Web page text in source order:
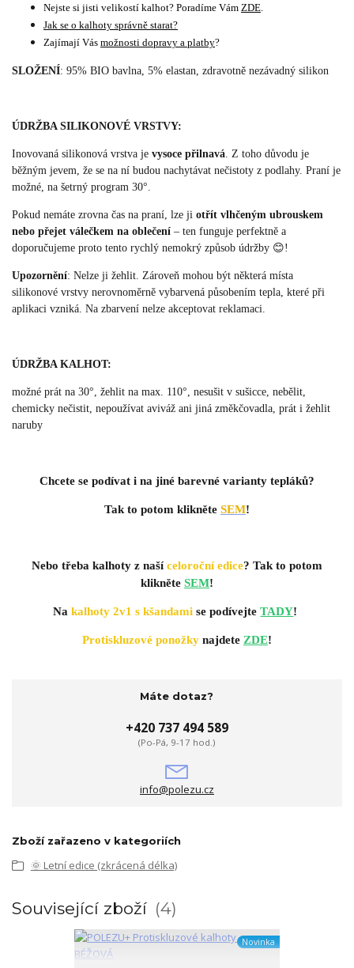
Nejste si jisti velikostí kalhot? Poradíme Vám ZDE.
Jak se o kalhoty správně starat?
Zajímají Vás možnosti dopravy a platby?
SLOŽENÍ: 95% BIO bavlna, 5% elastan, zdravotně nezávadný silikon
ÚDRŽBA SILIKONOVÉ VRSTVY:
Inovovaná silikonová vrstva je vysoce přilnavá . Z toho důvodu je
běžným jevem, že se na ní budou nachytávat nečistoty z podlahy. Praní je
možné, na šetrný program 30°.
Pokud nemáte zrovna čas na praní, lze ji otřít vlhčeným ubrouskem
nebo přejet válečkem na oblečení – ten funguje perfektně a
doporučujeme proto tento rychlý nemokrý způsob údržby 😊!
Upozornění: Nelze ji žehlit. Zároveň mohou být některá místa
silikonové vrstvy nerovnoměrně vybarvená působením tepla, které při
aplikaci vzniká. Na zbarvení nelze akceptovat reklamaci.
ÚDRŽBA KALHOT:
možné prát na 30°, žehlit na max. 110°, nesušit v sušicce, nebělit,
chemicky nečistit, nepoužívat aviváž ani jiná změkčovadla, prát i žehlit
naruby
Chcete se podívat i na jiné barevné varianty tepláků?
Tak to potom klikněte SEM!
Nebo třeba kalhoty z našíceloroční edice? Tak to potom
klikněte SEM!
Nakalhoty 2v1 s kšandami se podívejteTADY!
Protiskluzové ponožkynajdete ZDE!
Máte dotaz?
+420 737 494 589
(Po-Pá, 9-17 hod.)
info@polezu.cz
Zboží zařazeno v kategoriích
🌞 Letní edice (zkrácená délka)
Související zboží 4
Novinka